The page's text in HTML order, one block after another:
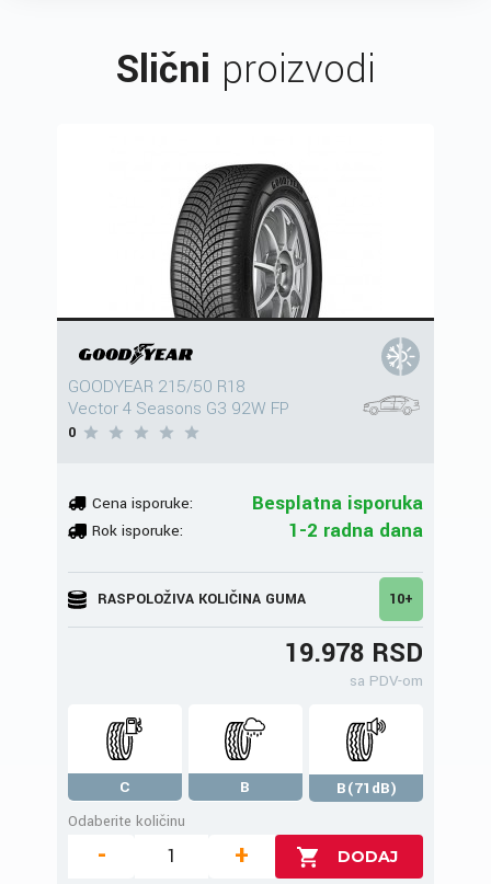
Slični proizvodi
GOODYEAR 215/50 R18
Vector 4 Seasons G3 92W FP
0
Cena isporuke: Besplatna isporuka
Rok isporuke: 1-2 radna dana
RASPOLOŽIVA KOLIČINA GUMA 10+
19.978 RSD
sa PDV-om
C B
B(71dB)
Odaberite količinu
- +